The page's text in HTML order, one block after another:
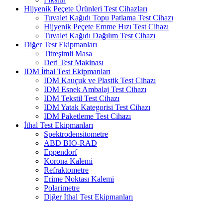
Hijyenik Peçete Ürünleri Test Cihazları
Tuvalet Kağıdı Topu Patlama Test Cihazı
Hijyenik Peçete Emme Hızı Test Cihazı
Tuvalet Kağıdı Dağılım Test Cihazı
Diğer Test Ekipmanları
Titreşimli Masa
Deri Test Makinası
IDM İthal Test Ekipmanları
IDM Kauçuk ve Plastik Test Cihazı
IDM Esnek Ambalaj Test Cihazı
IDM Tekstil Test Cihazı
IDM Yatak Kategorisi Test Cihazı
IDM Paketleme Test Cihazı
İthal Test Ekipmanları
Spektrodensitometre
ABD BIO-RAD
Eppendorf
Korona Kalemi
Refraktometre
Erime Noktası Kalemi
Polarimetre
Diğer İthal Test Ekipmanları